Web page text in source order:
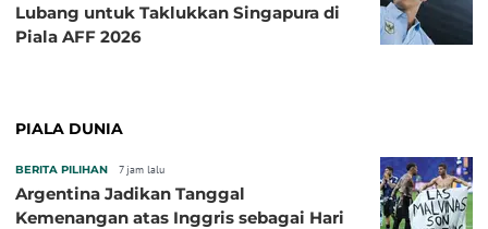
Lubang untuk Taklukkan Singapura di
Piala AFF 2026
PIALA DUNIA
BERITA PILIHAN 7 jam lalu
Argentina Jadikan Tanggal
Kemenangan atas Inggris sebagai Hari